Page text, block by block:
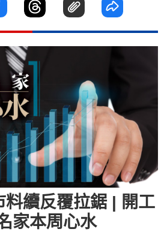
料續反覆拉鋸 | 開工
家本周心水